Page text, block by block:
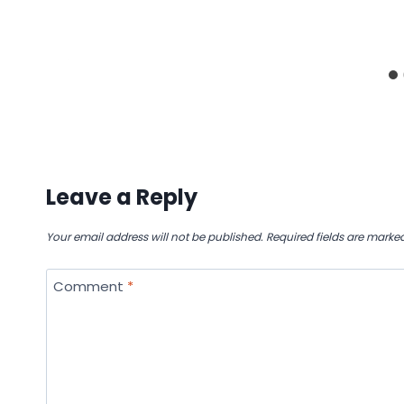
Leave a Reply
Your email address will not be published. Required fields are
Comment *